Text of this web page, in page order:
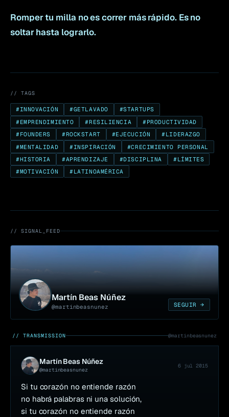
Romper tu milla no es correr más rápido. Es no
soltar hasta lograrlo.
// TAGS
#INNOVACIÓN #GETLAVADO #STARTUPS
# EMPRENDIMIENTO #RESILIENCIA # PRODUCTIVIDAD
# FOUNDERS #ROCKSTART #EJECUCIÓN # LIDERAZGO
#MENTALIDAD #INSPIRACIÓN #CRECIMIENTO PERSONAL
#HISTORIA #APRENDIZAJE #DISCIPLINA # LÍMITES
#MOTIVACIÓN # LATINOAMÉRICA
// SIGNAL_FEED
Martín Beas Núñez
@martinbeasnunez SEGUIR →
// TRANSMISSION @martinbeasnunez
Martín Beas Núñez
@martinbeasnunez
6 jul 2015
Si tu corazón no entiende razón
no habrá palabras ni una solución,
si tu corazón no entiende razón